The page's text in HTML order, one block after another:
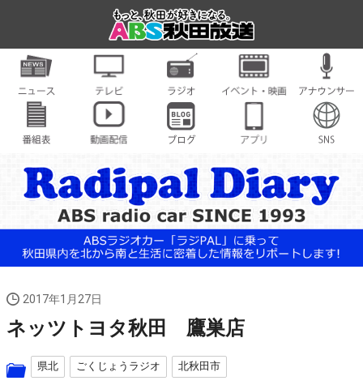
2017年1月27日
ネッツトヨタ秋田 鷹巣店
県北 ごくじょうラジオ 北秋田市